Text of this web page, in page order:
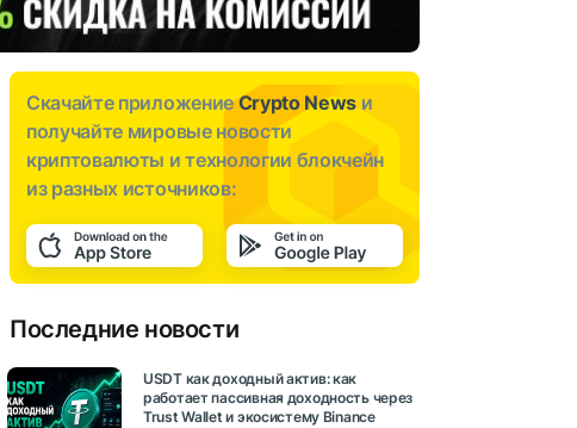
Скачайте приложениеCrypto News и
получайте мировые новости
криптовалюты и технологии блокчейн
из разных источников:
Последние новости
USDT как доходный актив: как
работает пассивная доходность через
Trust Wallet и экосистему Binance